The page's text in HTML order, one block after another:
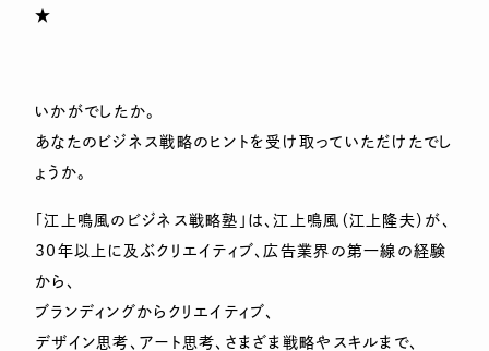
★
いかがでしたか。
あなたのビジネス戦略のヒントを受け取っていただけたでし
ょうか。
「江上鳴風のビジネス戦略塾」は、江上鳴風（江上隆夫）が、
30年以上に及ぶクリエイティブ、広告業界の第一線の経験
から、
ブランディングからクリエイティブ、
デザイン思考、アート思考、さまざま戦略やスキルまで、